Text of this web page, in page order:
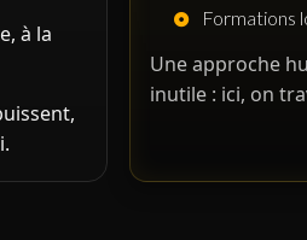
à la
Formations
Une approche
inutile : ici, on